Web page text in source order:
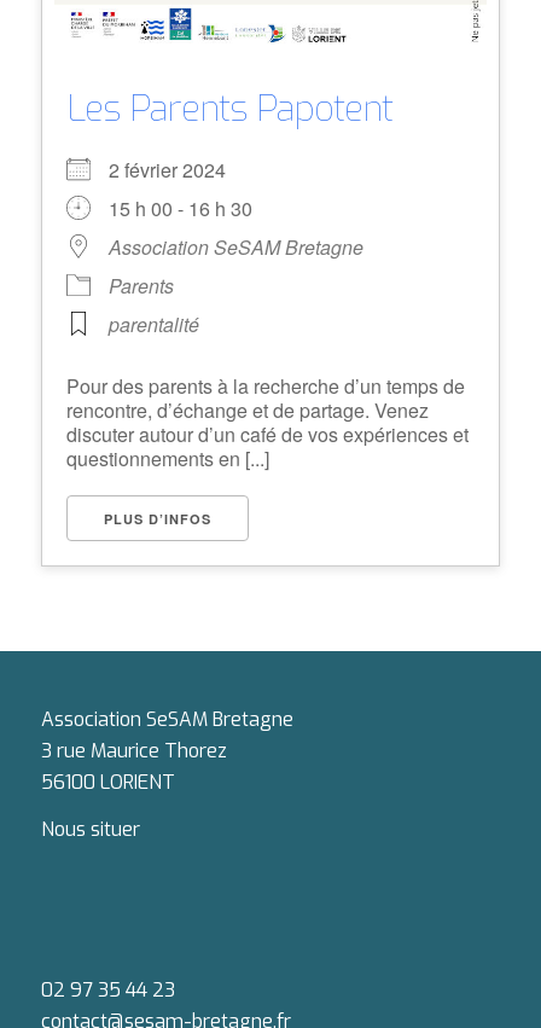
Les Parents Papotent
2 février 2024
15 h 00 - 16 h 30
Association SeSAM Bretagne
Parents
parentalité
Pour des parents à la recherche d’un temps de
rencontre, d’échange et de partage. Venez
discuter autour d’un café de vos expériences et
questionnements en [...]
PLUS D’INFOS
Association SeSAM Bretagne
3 rue Maurice Thorez
56100 LORIENT
Nous situer
02 97 35 44 23
contact@sesam-bretagne.fr